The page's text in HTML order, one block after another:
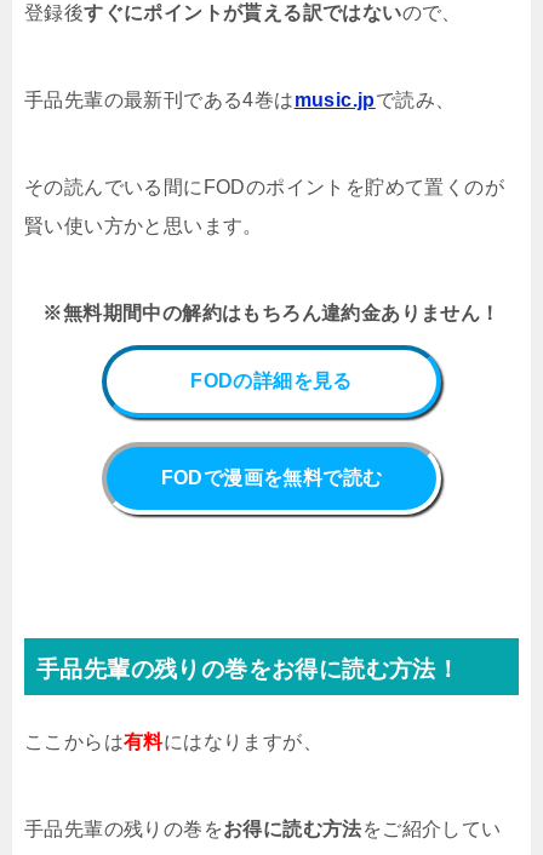
登録後すぐにポイントが貰える訳ではないので、
手品先輩の最新刊である4巻はmusic.jpで読み、
その読んでいる間にFODのポイントを貯めて置くのが
賢い使い方かと思います。
※無料期間中の解約はもちろん違約金ありません！
FODの詳細を見る
FODで漫画を無料で読む
手品先輩の残りの巻をお得に読む方法！
ここからは有料にはなりますが、
手品先輩の残りの巻をお得に読む方法をご紹介してい